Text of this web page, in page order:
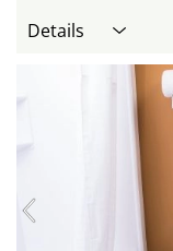
Details